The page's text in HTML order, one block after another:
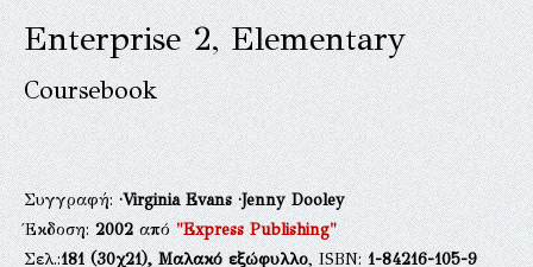
Enterprise 2, Elementary
Coursebook
Συγγραφή:·Virginia Evans·Jenny Dooley
Έκδοση:2002από"Express Publishing"
Σελ.:181(30χ21), Μαλακό εξώφυλλο, ISBN:1-84216-105-9